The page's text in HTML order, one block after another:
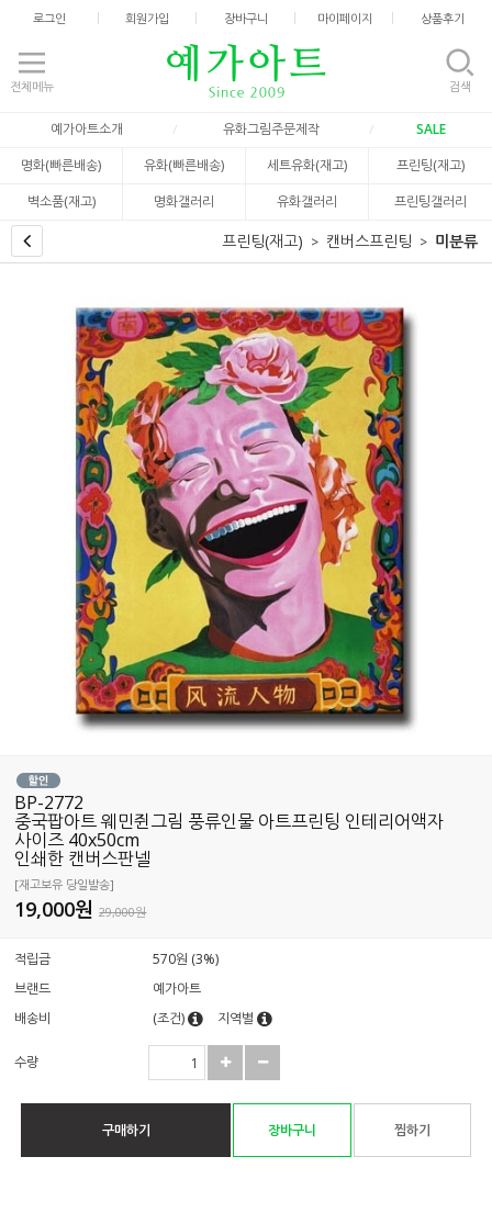
로그인 회원가입 장바구니 마이페이지 상품후기
전체메뉴 검색
예가아트소개 유화그림주문제작
SALE
명화(빠른배송)
유화(빠른배송) 세트유화(재고)
프린팅(재고)
벽소품(재고)
명화갤러리 유화갤러리 프린팅갤러리
프린팅(재고) 캔버스프린팅 미분류
BP-2772
중국팝아트 웨민쥔그림 풍류인물 아트프린팅 인테리어액자
사이즈 40x50cm
인쇄한 캔버스판넬
[재고보유 당일발송]
19,000원29,000원
적립금
570원 (3%)
브랜드
예가아트
배송비
(조건) 지역별
수량
구매하기 장바구니 찜하기